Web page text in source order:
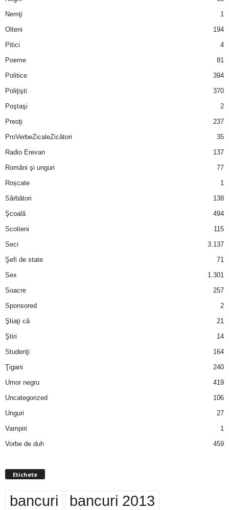
Nemţi
1
Olteni
194
Pitici
4
Poeme
81
Politice
394
Poliţişti
370
Poştaşi
2
Preoţi
237
ProVerbeZicaleZicători
35
Radio Erevan
137
Români şi unguri
77
Roșcate
1
Sărbători
138
Şcoală
494
Scotieni
115
Seci
3.137
Şefi de state
71
Sex
1.301
Soacre
257
Sponsored
2
Ştiaţi că
21
Ştiri
14
Studenţi
164
Ţigani
240
Umor negru
419
Uncategorized
106
Unguri
27
Vampiri
1
Vorbe de duh
459
Etichete
bancuri bancuri 2013